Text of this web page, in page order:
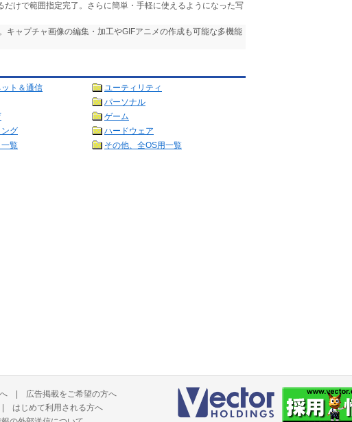
だけで範囲指定完了。さらに簡単・手軽に使えるようになった写
キャプチャ画像の編集・加工やGIFアニメの作成も可能な多機能
ト＆通信
ユーティリティ
パーソナル
ゲーム
グ
ハードウェア
覧 その他、全OS用一覧
| 広告掲載をご希望の方へ
はじめて利用される方へ